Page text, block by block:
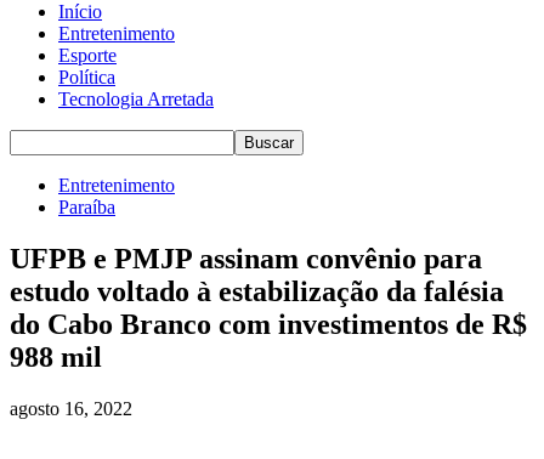
Início
Entretenimento
Esporte
Política
Tecnologia Arretada
Entretenimento
Paraíba
UFPB e PMJP assinam convênio para
estudo voltado à estabilização da falésia
do Cabo Branco com investimentos de R$
988 mil
agosto 16, 2022